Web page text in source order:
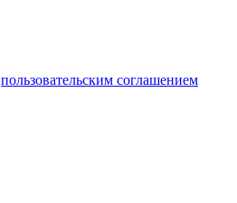
пользовательским соглашением